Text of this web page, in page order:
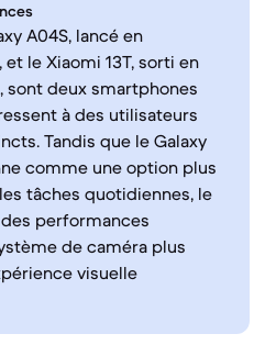
A04S, lancé en
le Xiaomi 13T, sorti en
sont deux smartphones
à des utilisateurs
Tandis que le Galaxy
comme une option plus
tâches quotidiennes, le
performances
de caméra plus
visuelle